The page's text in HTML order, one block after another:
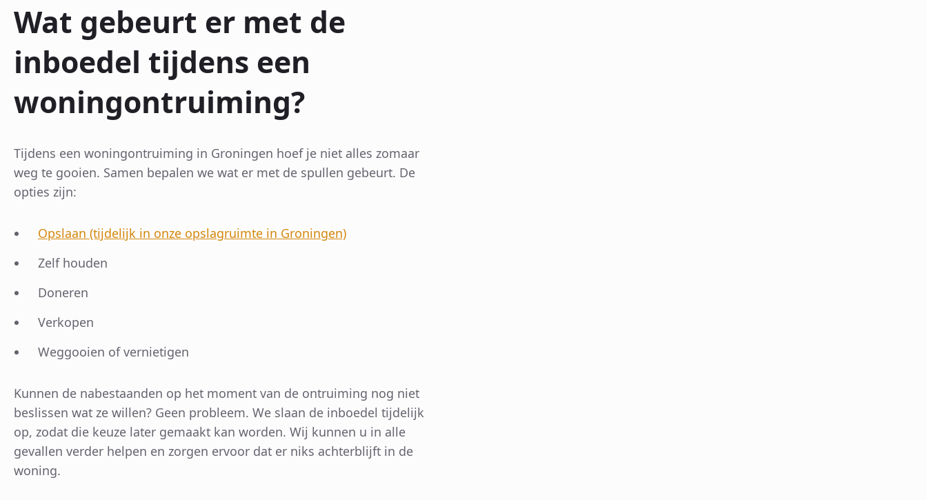
Wat gebeurt er met de
inboedel tijdens een
woningontruiming?
Tijdens een woningontruiming in Groningen hoef je niet alles zomaar
weg te gooien. Samen bepalen we wat er met de spullen gebeurt. De
opties zijn:
Opslaan (tijdelijk in onze opslagruimte in Groningen)
Zelf houden
Doneren
Verkopen
Weggooien of vernietigen
Kunnen de nabestaanden op het moment van de ontruiming nog niet
beslissen wat ze willen? Geen probleem. We slaan de inboedel tijdelijk
op, zodat die keuze later gemaakt kan worden. Wij kunnen u in alle
gevallen verder helpen en zorgen ervoor dat er niks achterblijft in de
woning.